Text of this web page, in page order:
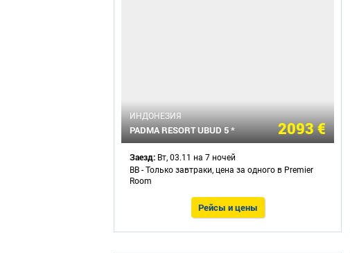
ИНДОНЕЗИЯ
PADMA RESORT UBUD 5 * 2093 €
Заезд: Вт, 03.11 на 7 ночей
BB - Только завтраки, цена за одного в Premier
Room
Рейсы и цены